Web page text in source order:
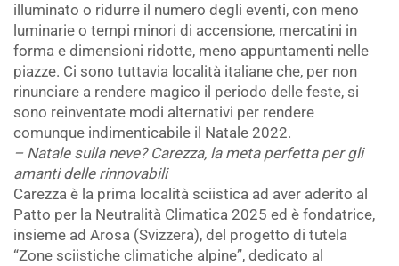
illuminato o ridurre il numero degli eventi, con meno
luminarie o tempi minori di accensione, mercatini in
forma e dimensioni ridotte, meno appuntamenti nelle
piazze. Ci sono tuttavia località italiane che, per non
rinunciare a rendere magico il periodo delle feste, si
sono reinventate modi alternativi per rendere
comunque indimenticabile il Natale 2022.
– Natale sulla neve? Carezza, la meta perfetta per gli
amanti delle rinnovabili
Carezza è la prima località sciistica ad aver aderito al
Patto per la Neutralità Climatica 2025 ed è fondatrice,
insieme ad Arosa (Svizzera), del progetto di tutela
“Zone sciistiche climatiche alpine”, dedicato al